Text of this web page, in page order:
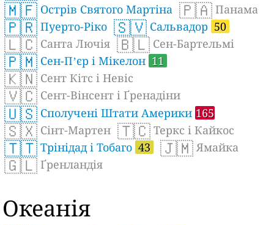
🇲🇫 Острів Святого Мартіна 🇵🇦 Панама
🇵🇷 Пуерто-Ріко 🇸🇻 Сальвадор 50
🇱🇨 Санта Лючія 🇧🇱 Сен-Бартельмі
🇵🇲 Сен-Пʼєр і Мікелон 11
🇰🇳 Сент Кітс і Невіс
🇻🇨 Сент-Вінсент і Ґренадіни
🇺🇸 Сполучені Штати Америки 165
🇸🇽 Сінт-Мартен 🇹🇨 Теркс і Кайкос
🇹🇹 Трінідад і Тобаго 43 🇯🇲 Ямайка
🇬🇱 Ґренландія
Океанія